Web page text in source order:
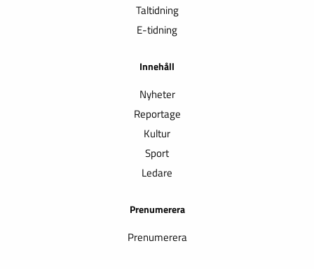
Taltidning
E-tidning
Innehåll
Nyheter
Reportage
Kultur
Sport
Ledare
Prenumerera
Prenumerera